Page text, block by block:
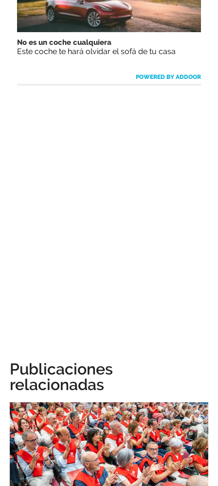
No es un coche cualquiera
Este coche te hará olvidar el sofá de tu casa
POWERED BY ADDOOR
Publicaciones
relacionadas